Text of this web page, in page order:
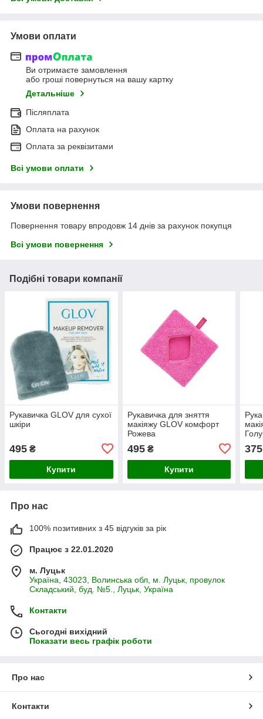
Умови оплати
Ви отримаєте замовлення
або гроші повернуться на вашу картку
Детальніше
Післяплата
Оплата на рахунок
Оплата за реквізитами
Всі умови оплати
Умови повернення
Повернення товару впродовж 14 днів за рахунок покупця
Всі умови повернення
Подібні товари компанії
Рукавичка GLOV для сухої
шкіри
495 ₴
Купити
Рукавичка для зняття
макіяжу GLOV комфорт
Рожева
495₴
Купити
375
Про нас
100% позитивних з 45 відгуків за рік
Працює з 22.01.2020
м. Луцьк
Україна, 43023, Волинська обл, м. Луцьк, провулок
Складський, буд. №5., Луцьк, Україна
Контакти
Сьогодні вихідний
Показати весь графік роботи
Про нас
Контакти